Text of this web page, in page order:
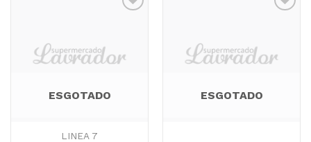
Favoritos
ESGOTADO
LINEA 7
Favoritos
ESGOTADO